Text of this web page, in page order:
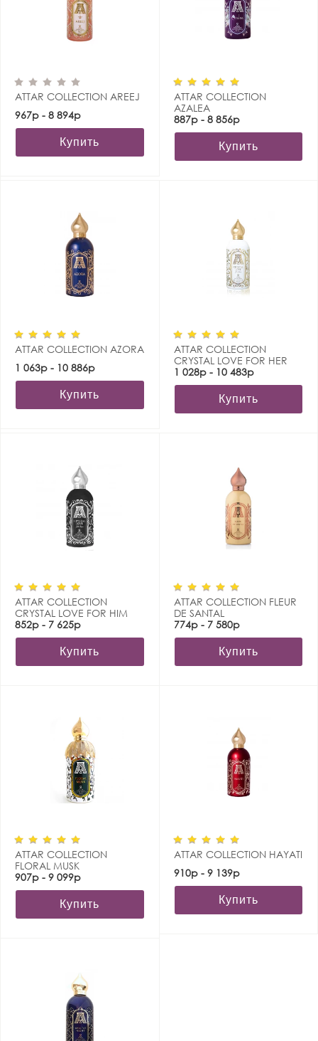
ATTAR COLLECTION AREEJ
967р - 8 894р
Купить
ATTAR COLLECTION
AZALEA
887р - 8 856р
Купить
ATTAR COLLECTION AZORA
1 063р - 10 886р
Купить
ATTAR COLLECTION
CRYSTAL LOVE FOR HER
1 028р - 10 483р
Купить
ATTAR COLLECTION
CRYSTAL LOVE FOR HIM
852р - 7 625р
Купить
ATTAR COLLECTION FLEUR
DE SANTAL
774р - 7 580р
Купить
ATTAR COLLECTION
FLORAL MUSK
907р - 9 099р
Купить
ATTAR COLLECTION HAYATI
910р - 9 139р
Купить